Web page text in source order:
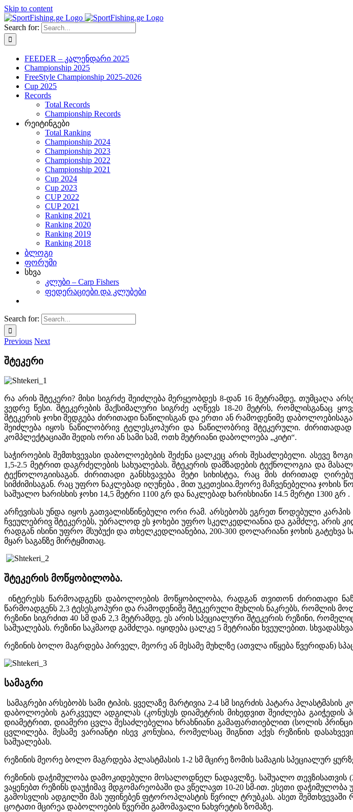
Skip to content
Search for:
FEEDER – კალენდარი 2025
Championship 2025
FreeStyle Championship 2025-2026
Cup 2025
Records
Total Records
Championship Records
რეიტინგები
Total Ranking
Championship 2024
Championship 2023
Championship 2022
Championship 2021
Cup 2024
Cup 2023
CUP 2022
CUP 2021
Ranking 2021
Ranking 2020
Ranking 2019
Ranking 2018
ბლოგი
ფორუმი
სხვა
კლუბი – Carp Fishers
ფედერაციები და კლუბები
Search for:
Previous Next
შტეკერი
რა არის შტეკერი? მისი სიგრძე შეიძლება მერყეობდეს 8-დან 16 მეტრამდე,
ვედრე წესი. შტეკერების მაქსიმალური სიგრძე აღწევს 18-20 მეტრს, რომლისგანაც
შტეკერის ჯოხი შედგება ძირითადი ნაწილისგან და ერთი ან რამოდენიმე
შეიძლება იყოს ნაწილობრივ ტელესკოპური და ნაწილობრივ შტეკერული.
კომპლექტაციაში შედის ორი ან სამი სამ, ოთხ მეტრიანი დაბოლოება „კიტი“.
საჭიროების შემთხვევასი დაბოლოებების შეძენა ცალკეც არის შესაძლებელი. ასევე
1,5-2.5 მეტრით დაგრძელების სახუალებას. შტეკერის დამზადების ტექნოლოგია და
ტექნოლოგიისაგან. ძირითადი განსხვავება მეტი სიხისტეა, რაც მის ძირითად
სიმძიმისაგან. რაც უფრო ნაკლებად იღუნება , მით უკეთესია.მეორე მაჩვენებელია
საშუალო ხარისხის ჯოხი 14,5 მეტრი 1100 გრ და ნაკლებად ხარისხიანი 14.5 მერტი 1300 გრ .
არჩევისას უნდა იყოს გათვალისწინებული ორი რამ. არსებობს ეგრეთ წოდებული
ჩვეულებრივ შტეკერებს, უბრალოდ ეს ჯოხები უფრო სკელკედლიანია და გამძლე, არის
რადგან ისინი უფრო მსუბუქი და თხელკედლიანებია, 200-300 დოლარიანი ჯოხის
მყარ საგანზე მირტყმითაც.
შტეკერის მოწყობილობა.
ინტერესს წარმოადგენს დაბოლოების მოწყობილობა, რადგან თვითონ ძირითადი
წარმოადგენს 2,3 ტესესკოპური და რამოდენიმე შტეკერული მუხლის ნაკრებს,
რეზინი სიგრძით 40 სმ დან 2,3 მეტრამდე, ეს არის სპეციალური შტეკერის რეზინი,
საშუალებას. რეზინი საკმაოდ გამძლეა. იყიდება ცალკე 5 მეტრიანი ხვეულებით.
რეზინის ბოლო მაგრდება პირველ, მეორე ან მესამე მუხლზე (ათვლა იწყება წვერიდან)
სამაგრი
სამაგრები არსებობს სამი ტიპის. ყველაზე მარტივია 2-4 სმ სიგრძის პატარა
დაბოლოების გარკვეულ ადგილას (კონუსუს დიამეტრის მიხედვით შეიძლება გაიჭედის
დიამეტრით, დიამერი ცვლა შესაძლებელია ხრახნიანი გამაფართიებლით (სოლის
ცვლილება. მესამე ვარიანტი ისევ კონუსია, რომელსაც შიგნით აქვს რეზინის
საშუალებას.
რეზინის მეორე ბოლო მაგრდება პლასტმასის 1-2 სმ მცირე ზომის სამაგის სპეციალურ
რეზინის დაჭიმულობა დამოკიდებული მოსალოდნელ ნადავლზე. საშუალო თევზისათვის
ვაყენებთ რეზინს დაუჭიმავ მდგომარეობაში და ვწელავთ 10-20 სმ-ით. ესეთი
გამოსვლის ადგილში მას უფინებენ ფტოროპლასტის წვრილ ტრუბკას. ასეთ
ცოტათი მცირეა დაბოლოების წვერში გამომავალი ნახვრეტის ზომაზე.